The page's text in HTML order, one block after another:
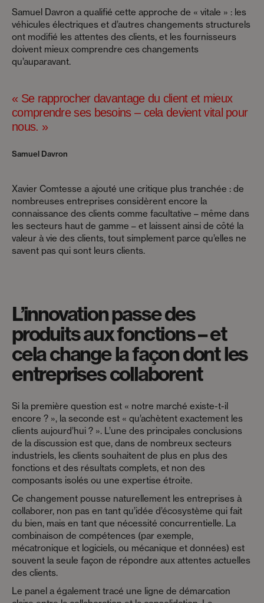
Samuel Davron a qualifié cette approche de « vitale » : les
véhicules électriques et d’autres changements structurels
ont modifié les attentes des clients, et les fournisseurs
doivent mieux comprendre ces changements
qu’auparavant.
« Se rapprocher davantage du client et mieux
comprendre ses besoins – cela devient vital pour
nous. »
Samuel Davron
Xavier Comtesse a ajouté une critique plus tranchée : de
nombreuses entreprises considèrent encore la
connaissance des clients comme facultative – même dans
les secteurs haut de gamme – et laissent ainsi de côté la
valeur à vie des clients, tout simplement parce qu’elles ne
savent pas qui sont leurs clients.
L’innovation passe des
produits aux fonctions – et
cela change la façon dont les
entreprises collaborent
Si la première question est « notre marché existe-t-il
encore ? », la seconde est « qu’achètent exactement les
clients aujourd’hui ? ». L’une des principales conclusions
de la discussion est que, dans de nombreux secteurs
industriels, les clients souhaitent de plus en plus des
fonctions et des résultats complets, et non des
composants isolés ou une expertise étroite.
Ce changement pousse naturellement les entreprises à
collaborer, non pas en tant qu’idée d’écosystème qui fait
du bien, mais en tant que nécessité concurrentielle. La
combinaison de compétences (par exemple,
mécatronique et logiciels, ou mécanique et données) est
souvent la seule façon de répondre aux attentes actuelles
des clients.
Le panel a également tracé une ligne de démarcation